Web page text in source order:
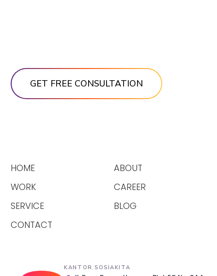
HOME
WORK
SERVICE
CONTACT
ABOUT
CAREER
BLOG
KANTOR SOSIAKITA